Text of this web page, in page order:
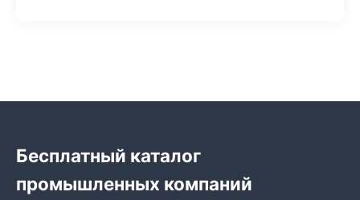
Бесплатный каталог
промышленных компаний